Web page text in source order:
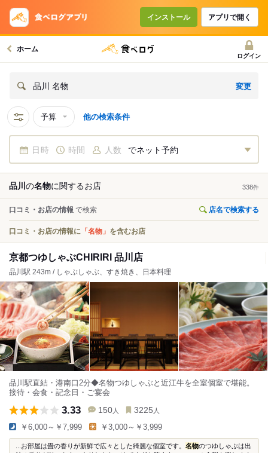
インストール アプリで開く
ホーム
ログイン
品川 名物 変更
予算 他の検索条件
日時 時間 人数 でネット予約
品川 の名物に関するお店 338件
口コミ・お店の情報 で検索 店名で検索する
口コミ・お店の情報に 「名物」 を含むお店
京都つゆしゃぶCHIRIRI 品川店
品川駅 243m / しゃぶしゃぶ、すき焼き、日本料理
品川駅直結・港南口2分◆名物つゆしゃぶと近江牛を全室個室で堪能。
接待・会食・記念日・ご宴会
3.33 150 人 3225 人
￥6,000～￥7,999 ￥3,000～￥3,999
...お部屋は畳の香りが新鮮で広々とした綺麗な個室です。 名物のつゆしゃぶは出